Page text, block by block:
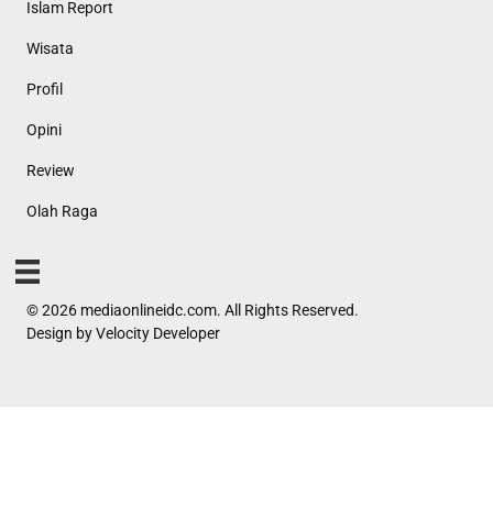
Islam Report
Wisata
Profil
Opini
Review
Olah Raga
© 2026 mediaonlineidc.com. All Rights Reserved.
Design byVelocity Developer